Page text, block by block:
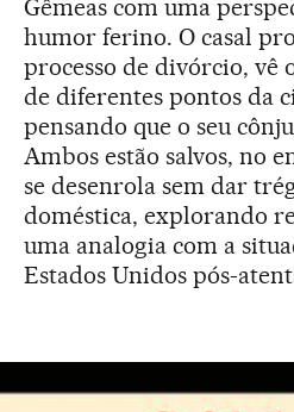
Gêmeas com uma
humor ferino. O casal
processo de divórcio, vê
de diferentes pontos da
pensando que o seu
Ambos estão salvos, no
se desenrola sem dar
doméstica, explorando
uma analogia com a
Estados Unidos pós-